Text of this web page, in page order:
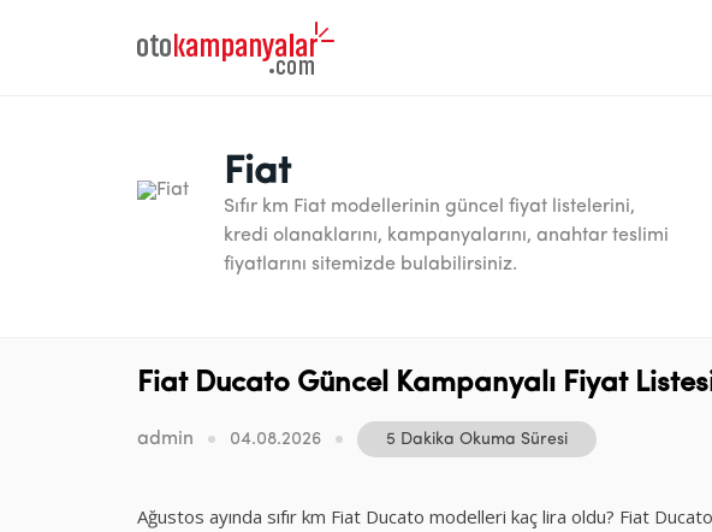
Fiat
Sıfır km Fiat modellerinin güncel fiyat listelerini,
kredi olanaklarını, kampanyalarını, anahtar teslimi
fiyatlarını sitemizde bulabilirsiniz.
Fiat Ducato Güncel Kampanyalı Fiyat
admin 04.08.2026 5 Dakika Okuma Süresi
Ağustos ayında sıfır km Fiat Ducato modelleri kaç lira oldu? Fiat